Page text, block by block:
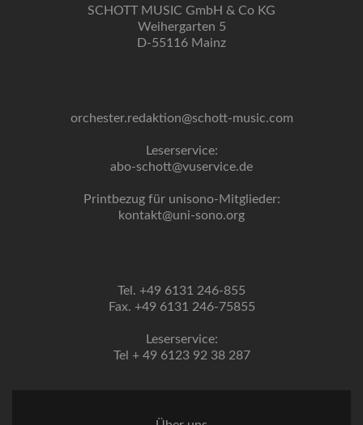
SCHOTT MUSIC GmbH & Co KG
Weihergarten 5
D-55116 Mainz
orchester.redaktion@schott-music.com
Leserservice:
abo-schott@vuservice.de
Printbezug für unisono-Mitglieder:
kontakt@uni-sono.org
Tel. +49 6131 246-855
Fax. +49 6131 246-75855
Leserservice:
Tel + 49 6123 92 38 287